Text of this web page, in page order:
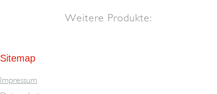
Weitere Produkte:
Sitemap
Impressum